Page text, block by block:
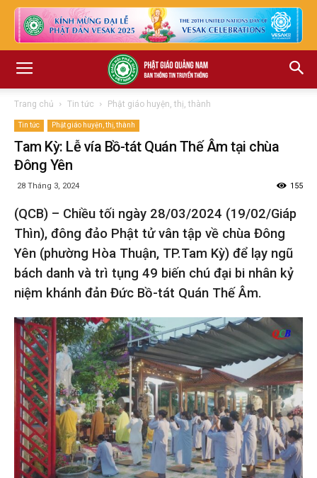
Trang chủ Tin tức Phật giáo huyện, thị, thành
Tin tức Phật giáo huyện, thị, thành
Tam Kỳ: Lễ vía Bồ-tát Quán Thế Âm tại chùa
Đông Yên
28 Tháng 3, 2024 155
(QCB) – Chiều tối ngày 28/03/2024 (19/02/Giáp
Thìn), đông đảo Phật tử vân tập về chùa Đông
Yên (phường Hòa Thuận, TP.Tam Kỳ) để lạy ngũ
bách danh và trì tụng 49 biến chú đại bi nhân kỷ
niệm khánh đản Đức Bồ-tát Quán Thế Âm.